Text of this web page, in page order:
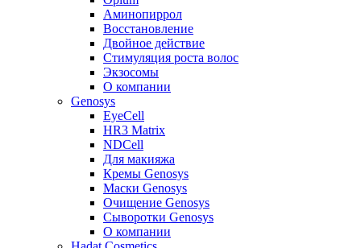
Аминопиррол
Восстановление
Двойное действие
Стимуляция роста волос
Экзосомы
О компании
Genosys
EyeCell
HR3 Matrix
NDCell
Для макияжа
Кремы Genosys
Маски Genosys
Очищение Genosys
Сыворотки Genosys
О компании